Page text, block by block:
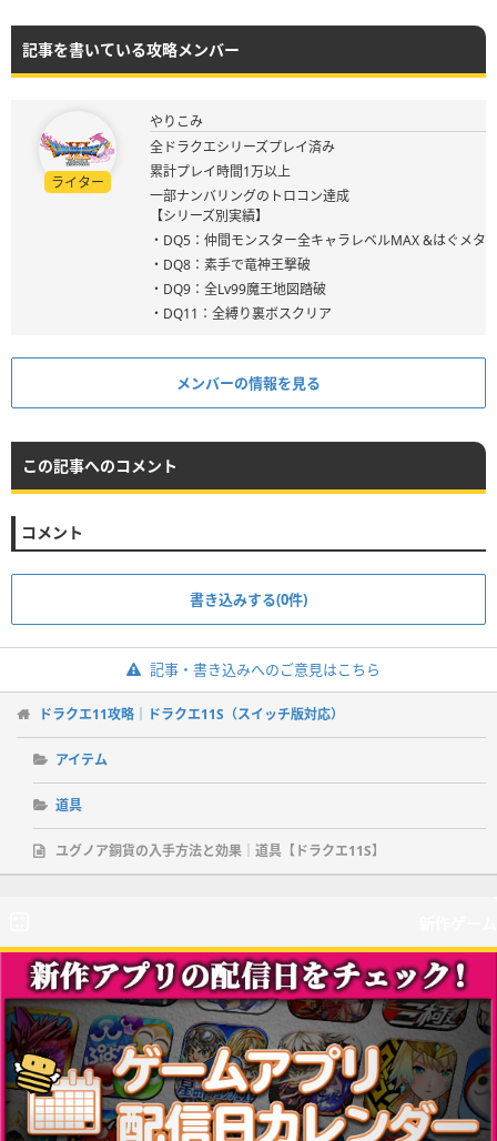
記事を書いている攻略メンバー
ライター
やりこみ
全ドラクエシリーズプレイ済み
累計プレイ時間1万以上
一部ナンバリングのトロコン達成
【シリーズ別実績】
・DQ5：仲間モンスター全キャラレベルMAX &はぐメタ
・DQ8：素手で竜神王撃破
・DQ9：全Lv99魔王地図踏破
・DQ11：全縛り裏ボスクリア
メンバーの情報を見る
この記事へのコメント
コメント
書き込みする(0件)
記事・書き込みへのご意見はこちら
ドラクエ11攻略｜ドラクエ11S（スイッチ版対応）
アイテム
道具
ユグノア銅貨の入手方法と効果｜道具【ドラクエ11S】